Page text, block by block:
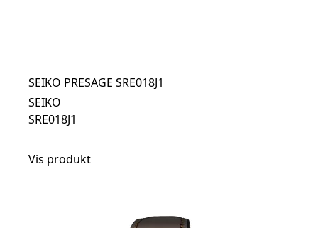
SEIKO PRESAGE SRE018J1
SEIKO
SRE018J1
Vis produkt